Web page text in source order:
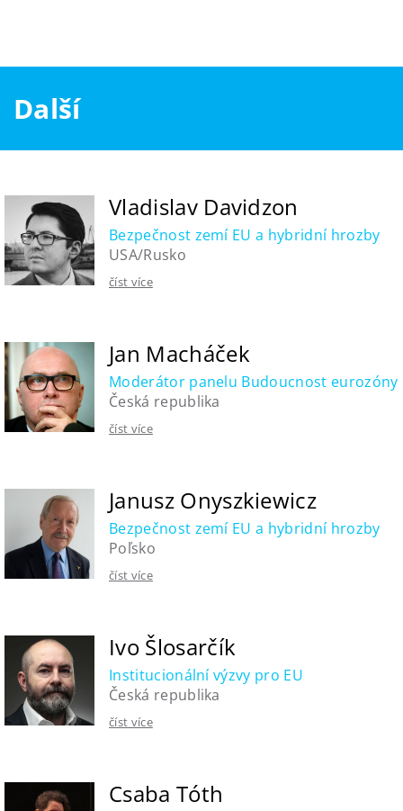
Další
Vladislav Davidzon
Bezpečnost zemí EU a hybridní hrozby
USA/Rusko
číst více
Jan Macháček
Moderátor panelu Budoucnost eurozóny
Česká republika
číst více
Janusz Onyszkiewicz
Bezpečnost zemí EU a hybridní hrozby
Poľsko
číst více
Ivo Šlosarčík
Institucionální výzvy pro EU
Česká republika
číst více
Csaba Tóth